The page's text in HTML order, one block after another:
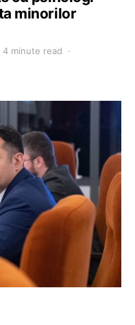
minorilor
4 minute read